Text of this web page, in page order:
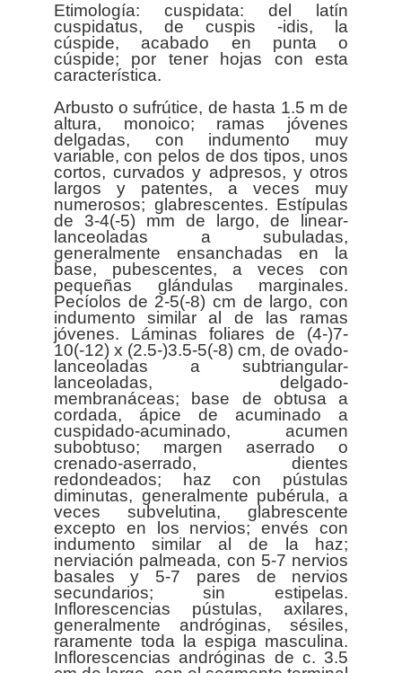
Etimología: cuspidata: del latín
cuspidatus, de cuspis -idis, la
cúspide, acabado en punta o
cúspide; por tener hojas con esta
característica.
Arbusto o sufrútice, de hasta 1.5 m de
altura, monoico; ramas jóvenes
delgadas, con indumento muy
variable, con pelos de dos tipos, unos
cortos, curvados y adpresos, y otros
largos y patentes, a veces muy
numerosos; glabrescentes. Estípulas
de 3-4(-5) mm de largo, de linear-
lanceoladas a subuladas,
generalmente ensanchadas en la
base, pubescentes, a veces con
pequeñas glándulas marginales.
Pecíolos de 2-5(-8) cm de largo, con
indumento similar al de las ramas
jóvenes. Láminas foliares de (4-)7-
10(-12) x (2.5-)3.5-5(-8) cm, de ovado-
lanceoladas a subtriangular-
lanceoladas, delgado-
membranáceas; base de obtusa a
cordada, ápice de acuminado a
cuspidado-acuminado, acumen
subobtuso; margen aserrado o
crenado-aserrado, dientes
redondeados; haz con pústulas
diminutas, generalmente pubérula, a
veces subvelutina, glabrescente
excepto en los nervios; envés con
indumento similar al de la haz;
nerviación palmeada, con 5-7 nervios
basales y 5-7 pares de nervios
secundarios; sin estipelas.
Inflorescencias pústulas, axilares,
generalmente andróginas, sésiles,
raramente toda la espiga masculina.
Inflorescencias andróginas de c. 3.5